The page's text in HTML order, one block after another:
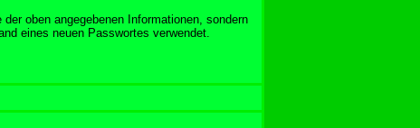
oben angegebenen Informationen, sondern
eines neuen Passwortes verwendet.